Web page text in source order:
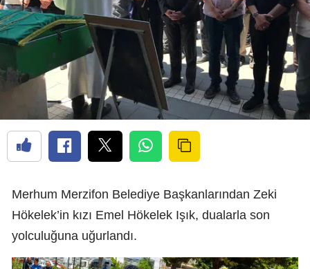
Merhum Merzifon Belediye Başkanlarından Zeki
Hökelek’in kızı Emel Hökelek Işık, dualarla son
yolculuğuna uğurlandı.